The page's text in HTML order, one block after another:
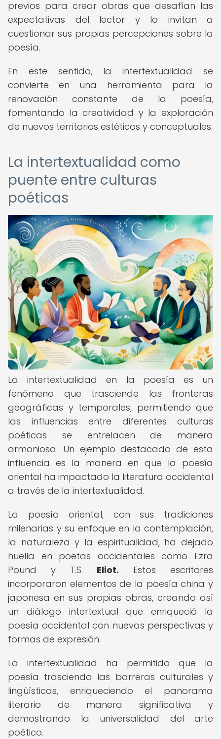
previos para crear obras que desafían las
expectativas del lector y lo invitan a
cuestionar sus propias percepciones sobre la
poesía.
En este sentido, la intertextualidad se
convierte en una herramienta para la
renovación constante de la poesía,
fomentando la creatividad y la exploración
de nuevos territorios estéticos y conceptuales.
La intertextualidad como
puente entre culturas
poéticas
La intertextualidad en la poesía es un
fenómeno que trasciende las fronteras
geográficas y temporales, permitiendo que
las influencias entre diferentes culturas
poéticas se entrelacen de manera
armoniosa. Un ejemplo destacado de esta
influencia es la manera en que la poesía
oriental ha impactado la literatura occidental
a través de la intertextualidad.
La poesía oriental, con sus tradiciones
milenarias y su enfoque en la contemplación,
la naturaleza y la espiritualidad, ha dejado
huella en poetas occidentales como Ezra
Pound y T.S. Eliot. Estos escritores
incorporaron elementos de la poesía china y
japonesa en sus propias obras, creando así
un diálogo intertextual que enriqueció la
poesía occidental con nuevas perspectivas y
formas de expresión.
La intertextualidad ha permitido que la
poesía trascienda las barreras culturales y
lingüísticas, enriqueciendo el panorama
literario de manera significativa y
demostrando la universalidad del arte
poético.